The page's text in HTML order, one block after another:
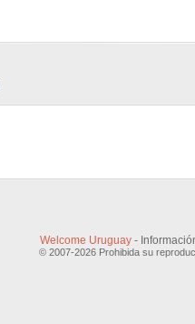
Welcome Uruguay-
© 2007-2026 Prohibida su